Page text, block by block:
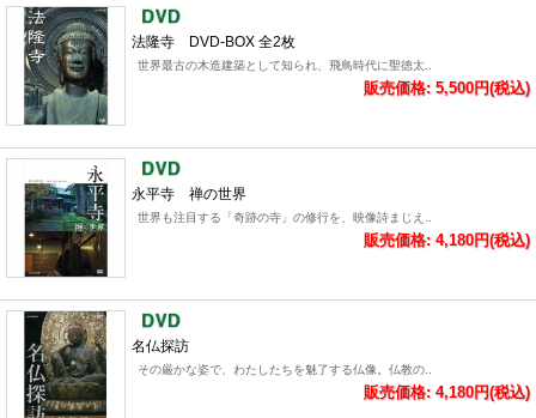
法隆寺 DVD-BOX 全2枚
世界最古の木造建築として知られ、飛鳥時代に聖徳太..
販売価格: 5,500円(税込)
永平寺 禅の世界
世界も注目する「奇跡の寺」の修行を、映像詩まじえ..
販売価格: 4,180円(税込)
名仏探訪
その厳かな姿で、わたしたちを魅了する仏像。仏教の..
販売価格: 4,180円(税込)